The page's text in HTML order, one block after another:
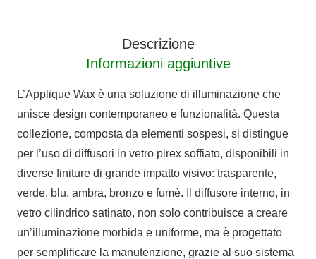
Descrizione
Informazioni aggiuntive
L’Applique Wax è una soluzione di illuminazione che
unisce design contemporaneo e funzionalità. Questa
collezione, composta da elementi sospesi, si distingue
per l’uso di diffusori in vetro pirex soffiato, disponibili in
diverse finiture di grande impatto visivo: trasparente,
verde, blu, ambra, bronzo e fumè. Il diffusore interno, in
vetro cilindrico satinato, non solo contribuisce a creare
un’illuminazione morbida e uniforme, ma è progettato
per semplificare la manutenzione, grazie al suo sistema